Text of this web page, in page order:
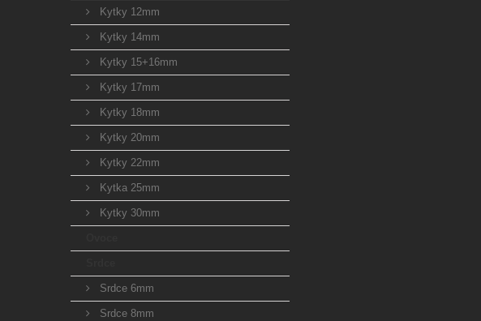
Kytky 12mm
Kytky 14mm
Kytky 15+16mm
Kytky 17mm
Kytky 18mm
Kytky 20mm
Kytky 22mm
Kytka 25mm
Kytky 30mm
Srdce 6mm
Srdce 8mm